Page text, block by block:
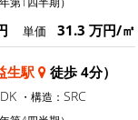
単価 31.3 万円/㎡
生駅 徒歩 4分）
・構造： SRC